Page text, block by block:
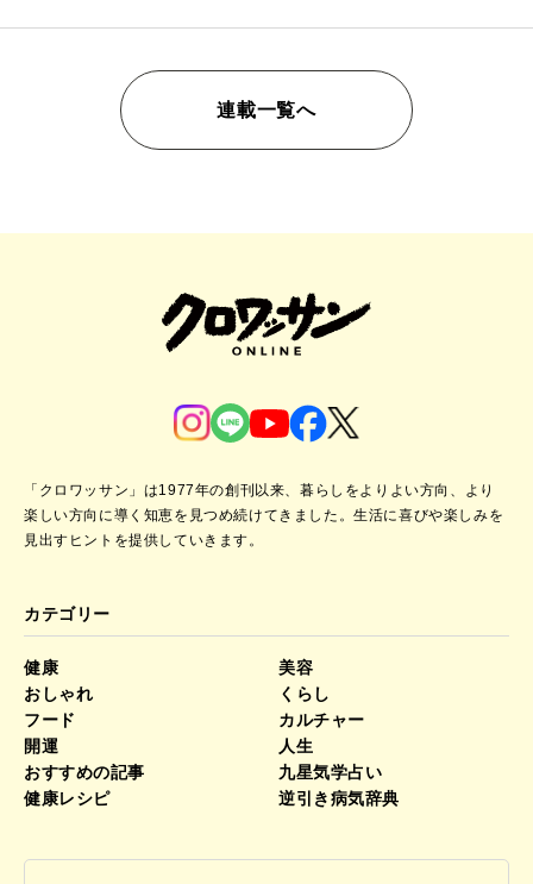
連載一覧へ
「クロワッサン」は1977年の創刊以来、暮らしをよりよい方向、より
楽しい方向に導く知恵を見つめ続けてきました。生活に喜びや楽しみを
見出すヒントを提供していきます。
カテゴリー
健康
美容
おしゃれ
くらし
フード
カルチャー
開運
人生
おすすめの記事
九星気学占い
健康レシピ
逆引き病気辞典